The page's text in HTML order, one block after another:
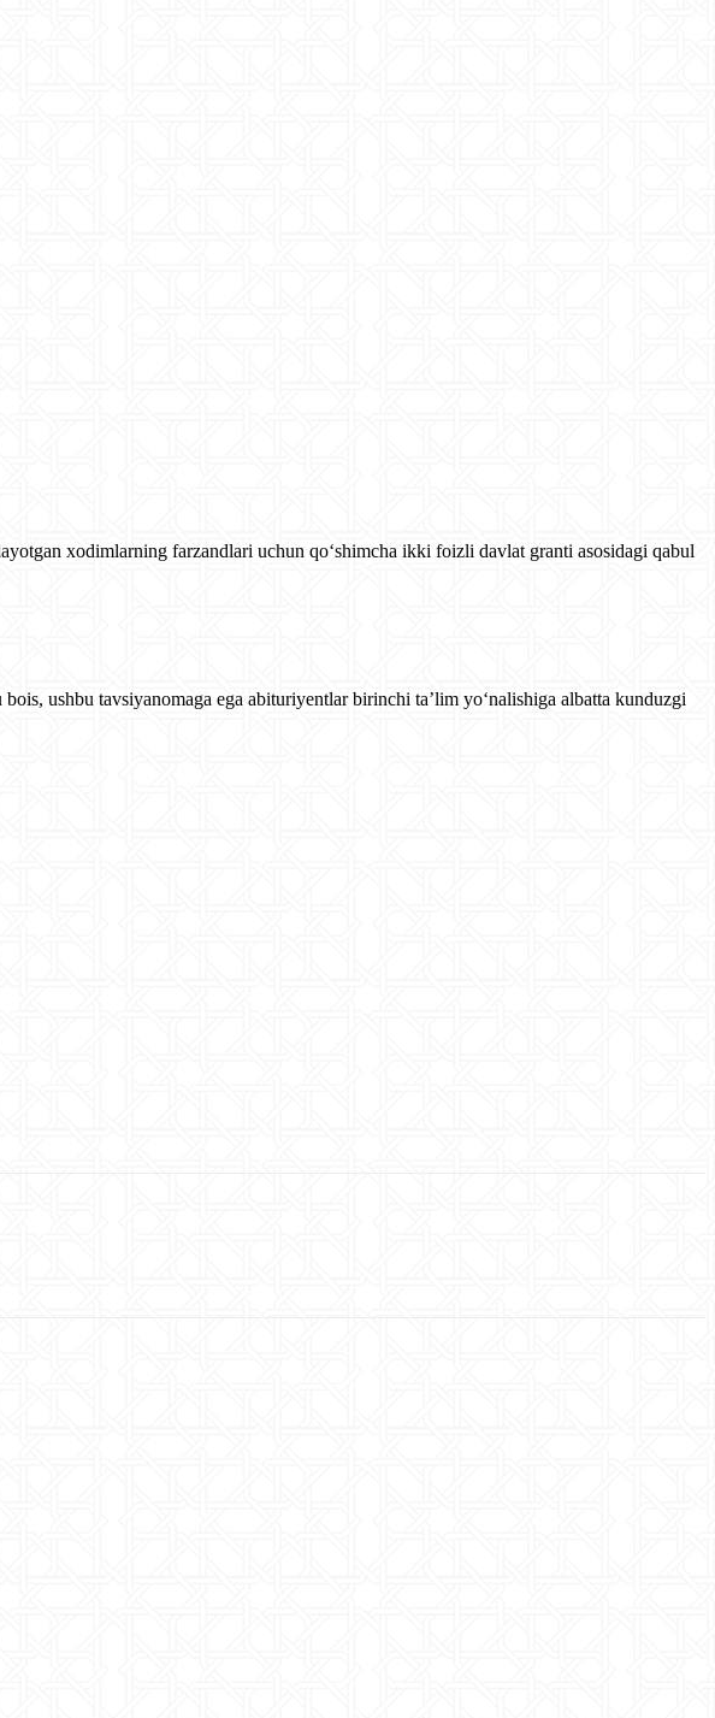
xodimlarning farzandlari uchun qo‘shimcha ikki foizli davlat granti asosidagi qabul
ushbu tavsiyanomaga ega abituriyentlar birinchi taʼlim yo‘nalishiga albatta kunduzgi